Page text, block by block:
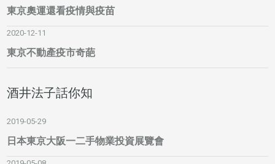
東京奧運還看疫情與疫苗
2020-12-11
東京不動產疫市奇葩
酒井法子話你知
2019-05-29
日本東京大阪一二手物業投資展覽會